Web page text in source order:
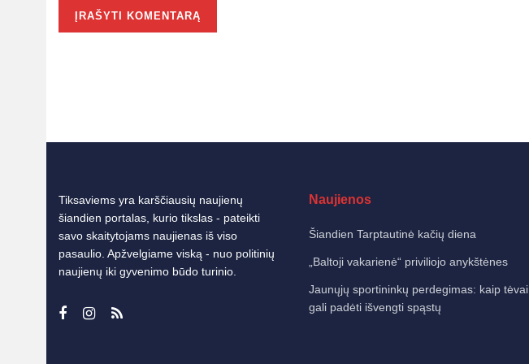
Tiksaviems yra karščiausių naujienų
šiandien portalas, kurio tikslas - pateikti
savo skaitytojams naujienas iš viso
pasaulio. Apžvelgiame viską - nuo politinių
naujienų iki gyvenimo būdo turinio.
Naujienos
Šiandien Tarptautinė kačių diena
„Baltoji vakarienė“ priviliojo anykštėnes
Jaunųjų sportininkų perdegimas: kaip tėvai
gali padėti išvengti spąstų